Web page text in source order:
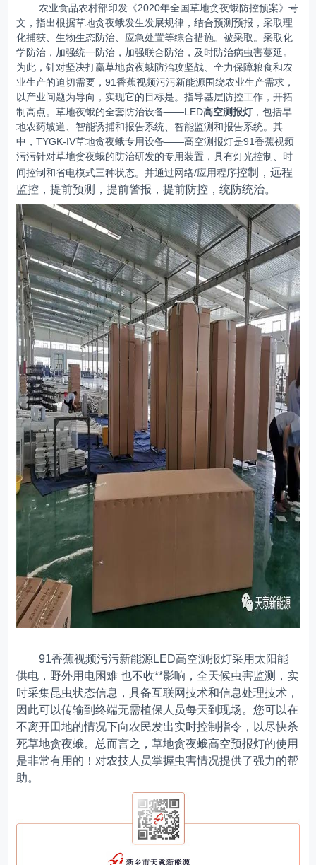
农业食品农村部印发《2020年全国草地贪夜蛾防控预案》号
文，指出根据草地贪夜蛾发生发展规律，结合预测预报，采取理
化捕获、生物生态防治、应急处置等综合措施。被采取。采取化
学防治，加强统一防治，加强联合防治，及时防治病虫害蔓延。
为此，针对坚决打赢草地贪夜蛾防治攻坚战、全力保障粮食和农
业生产的迫切需要，91香蕉视频污污新能源围绕农业生产需求，
以产业问题为导向，实现它的目标是。指导基层防控工作，开拓
制高点。草地夜蛾的全套防治设备——LED高空测报灯，包括旱
地农药坡道、智能诱捕和报告系统、智能监测和报告系统。其
中，TYGK-IV草地贪夜蛾专用设备——高空测报灯是91香蕉视频
污污针对草地贪夜蛾的防治研发的专用装置，具有灯光控制、时
间控制和省电模式三种状态。并通过网络/应用程序控制，远程
监控，提前预测，提前警报，提前防控，统防统治。
91香蕉视频污污新能源LED高空测报灯采用太阳能
供电，野外用电困难 也不收**影响，全天候虫害监测，实
时采集昆虫状态信息，具备互联网技术和信息处理技术，
因此可以传输到终端无需植保人员每天到现场。您可以在
不离开田地的情况下向农民发出实时控制指令，以尽快杀
死草地贪夜蛾。总而言之，草地贪夜蛾高空预报灯的使用
是非常有用的！对农技人员掌握虫害情况提供了强力的帮
助。